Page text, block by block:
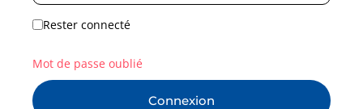
Rester connecté
Connexion
Mot de passe oublié